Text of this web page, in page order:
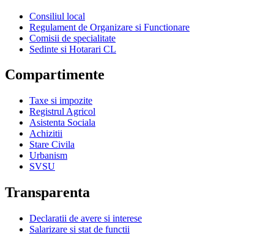
Consiliul local
Regulament de Organizare si Functionare
Comisii de specialitate
Sedinte si Hotarari CL
Compartimente
Taxe si impozite
Registrul Agricol
Asistenta Sociala
Achizitii
Stare Civila
Urbanism
SVSU
Transparenta
Declaratii de avere si interese
Salarizare si stat de functii